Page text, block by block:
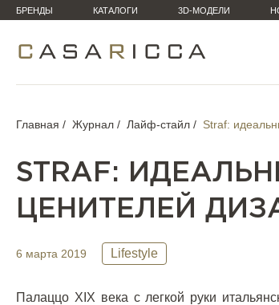
БРЕНДЫ КАТАЛОГИ 3D-МОДЕЛИ
Главная Журнал Лайф-стайл Straf:
STRAF:
ЦЕНИТЕЛЕЙ
6 марта 2019 Lifestyle
Палаццо XIX века с легкой руки